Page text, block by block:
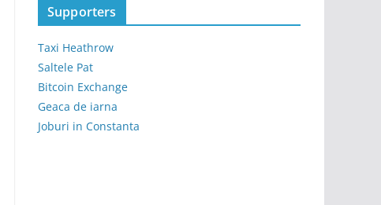
Supporters
Taxi Heathrow
Saltele Pat
Bitcoin Exchange
Geaca de iarna
Joburi in Constanta